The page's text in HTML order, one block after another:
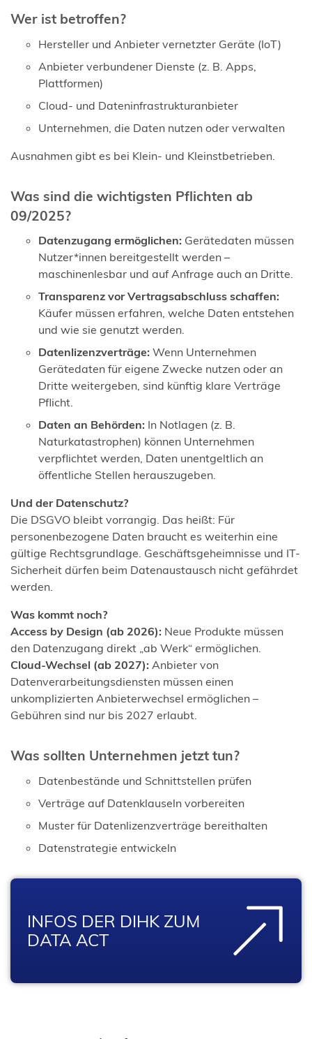
Wer ist betroffen?
Hersteller und Anbieter vernetzter Geräte (IoT)
Anbieter verbundener Dienste (z. B. Apps,
Plattformen)
Cloud- und Dateninfrastrukturanbieter
Unternehmen, die Daten nutzen oder verwalten
Ausnahmen gibt es bei Klein- und Kleinstbetrieben.
Was sind die wichtigsten Pflichten ab
09/2025?
Datenzugang ermöglichen: Gerätedaten müssen
Nutzer*innen bereitgestellt werden –
maschinenlesbar und auf Anfrage auch an Dritte.
Transparenz vor Vertragsabschluss schaffen:
Käufer müssen erfahren, welche Daten entstehen
und wie sie genutzt werden.
Datenlizenzverträge: Wenn Unternehmen
Gerätedaten für eigene Zwecke nutzen oder an
Dritte weitergeben, sind künftig klare Verträge
Pflicht.
Daten an Behörden: In Notlagen (z. B.
Naturkatastrophen) können Unternehmen
verpflichtet werden, Daten unentgeltlich an
öffentliche Stellen herauszugeben.
Und der Datenschutz?
Die DSGVO bleibt vorrangig. Das heißt: Für
personenbezogene Daten braucht es weiterhin eine
gültige Rechtsgrundlage. Geschäftsgeheimnisse und IT-
Sicherheit dürfen beim Datenaustausch nicht gefährdet
werden.
Was kommt noch?
Access by Design (ab 2026): Neue Produkte müssen
den Datenzugang direkt „ab Werk“ ermöglichen.
Cloud-Wechsel (ab 2027): Anbieter von
Datenverarbeitungsdiensten müssen einen
unkomplizierten Anbieterwechsel ermöglichen –
Gebühren sind nur bis 2027 erlaubt.
Was sollten Unternehmen jetzt tun?
Datenbestände und Schnittstellen prüfen
Verträge auf Datenklauseln vorbereiten
Muster für Datenlizenzverträge bereithalten
Datenstrategie entwickeln
INFOS DER DIHK ZUM
DATA ACT